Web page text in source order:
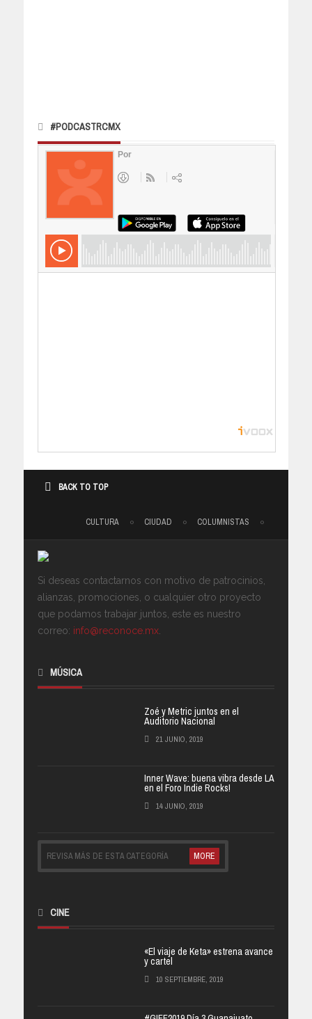
#PODCASTRCMX
BACK TO TOP
CULTURA CIUDAD COLUMNISTAS
Si deseas contactarnos con motivo de patrocinios,
alianzas, promociones, o cualquier otro proyecto
que podamos trabajar juntos, este es nuestro
correo: info@reconoce.mx
MÚSICA
Zoé y Metric juntos en el
Auditorio Nacional
21 JUNIO, 2019
Inner Wave: buena vibra desde LA
en el Foro Indie Rocks!
14 JUNIO, 2019
REVISA MÁS DE ESTA CATEGORÍA MORE
CINE
«El viaje de Keta» estrena avance
y cartel
10 SEPTIEMBRE, 2019